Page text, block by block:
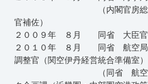
（内閣官房総合海洋
官補佐）
２００９年 ８月 同省 大臣官
２０１０年 ８月 同省 航空局
調整官（関空伊丹経営統合準備室）
（同省 航空ネットワ